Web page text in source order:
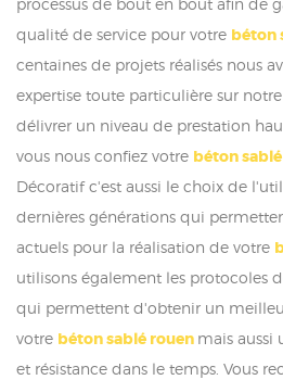
processus de bout en bout afin de
qualité de service pour votre béton
centaines de projets réalisés nous
expertise toute particulière sur
délivrer un niveau de prestation
vous nous confiez votre béton
Décoratif c'est aussi le choix de
dernières générations qui
actuels pour la réalisation de votre
utilisons également les protocoles
qui permettent d'obtenir un
votre béton sablé rouen mais aussi
et résistance dans le temps. Vous